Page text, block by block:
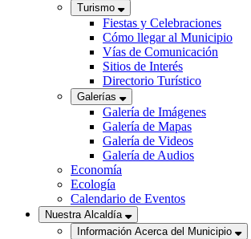
Turismo
Fiestas y Celebraciones
Cómo llegar al Municipio
Vías de Comunicación
Sitios de Interés
Directorio Turístico
Galerías
Galería de Imágenes
Galería de Mapas
Galería de Videos
Galería de Audios
Economía
Ecología
Calendario de Eventos
Nuestra Alcaldía
Información Acerca del Municipio